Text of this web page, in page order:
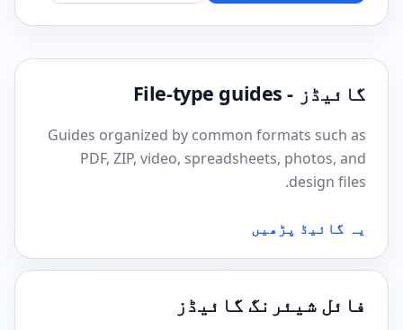
گائیڈز - File-type guides
Guides organized by common formats such as
PDF, ZIP, video, spreadsheets, photos, and
design files.
یہ گائیڈ پڑھیں
فائل شیئرنگ گائیڈز